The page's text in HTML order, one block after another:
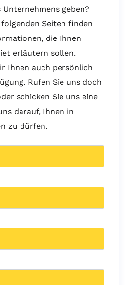
geben?
Seiten finden
die Ihnen
erläutern sollen.
Ihnen auch persönlich
Rufen Sie uns doch
schicken Sie uns eine
darauf, Ihnen in
zu dürfen.